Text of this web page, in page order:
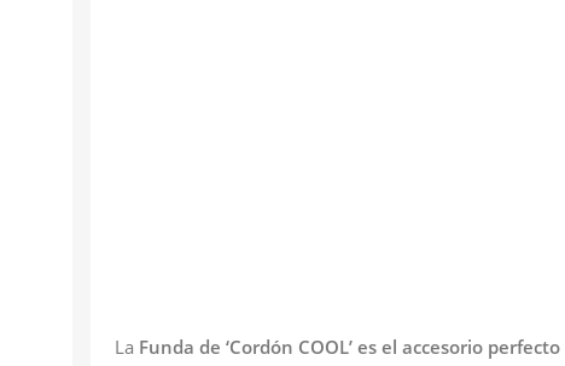
La Funda de ‘Cordón COOL’ es el accesorio perfecto